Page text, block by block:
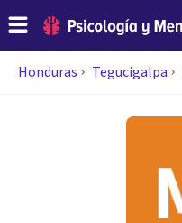
Honduras Tegucigalpa